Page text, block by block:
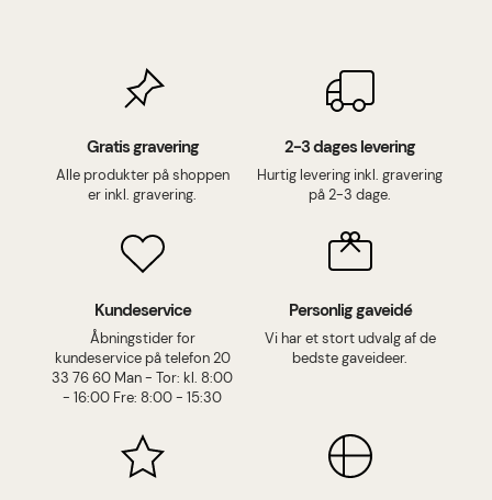
Gratis gravering
Alle produkter på shoppen
er inkl. gravering.
2-3 dages levering
Hurtig levering inkl. gravering
på 2-3 dage.
Kundeservice
Åbningstider for
kundeservice på telefon 20
33 76 60 Man - Tor: kl. 8:00
- 16:00 Fre: 8:00 - 15:30
Personlig gaveidé
Vi har et stort udvalg af de
bedste gaveideer.